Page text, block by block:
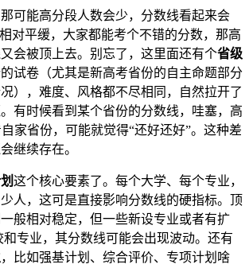
可能高分段人数会少，分数线看起来会
对平缓，大家都能考个不错的分数，那高
会被顶上去。别忘了，这里面还有个省级
试卷（尤其是新高考省份的自主命题部分
），难度、风格都不尽相同，自然拉开了
有时候看到某个省份的分数线，哇塞，高
家省份，可能就觉得“还好还好”。这种差
继续存在。
这个核心要素了。每个大学、每个专业，
人，这可是直接影响分数线的硬指标。顶
般相对稳定，但一些新设专业或者有扩
专业，其分数线可能会出现波动。还有
，比如强基计划、综合评价、专项计划啥